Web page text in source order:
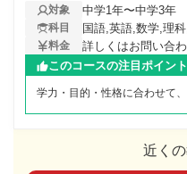
対象 中学1年〜中学3年
科目 国語,英語,数学,理
料金
詳しくはお問い合
このコースの注目ポイント
学力・目的・性格に合わせて
近く